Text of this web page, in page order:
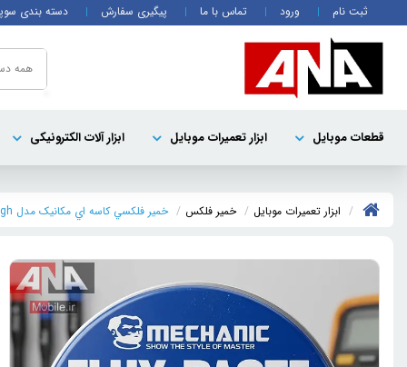
ثبت نام ورود تماس با ما پیگیری سفارش دسته بندی
همه
قطعات موبايل ابزار تعمیرات موبایل ابزار آلات الکترونیکی
ابزار تعمیرات موبایل خمير فلکس خمير فلکسي کاسه اي مکانيک مدل Mechanic UV50 High